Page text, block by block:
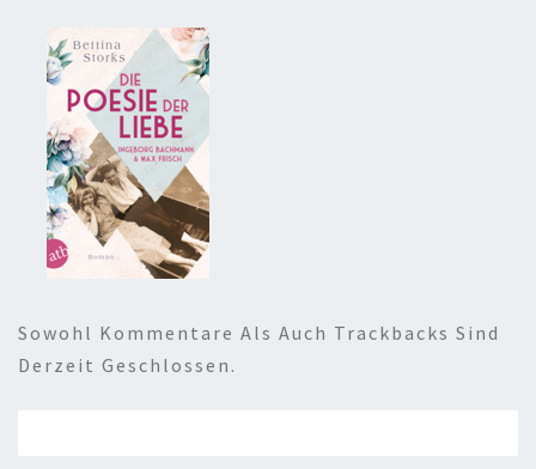
Sowohl Kommentare Als Auch Trackbacks Sind
Derzeit Geschlossen.